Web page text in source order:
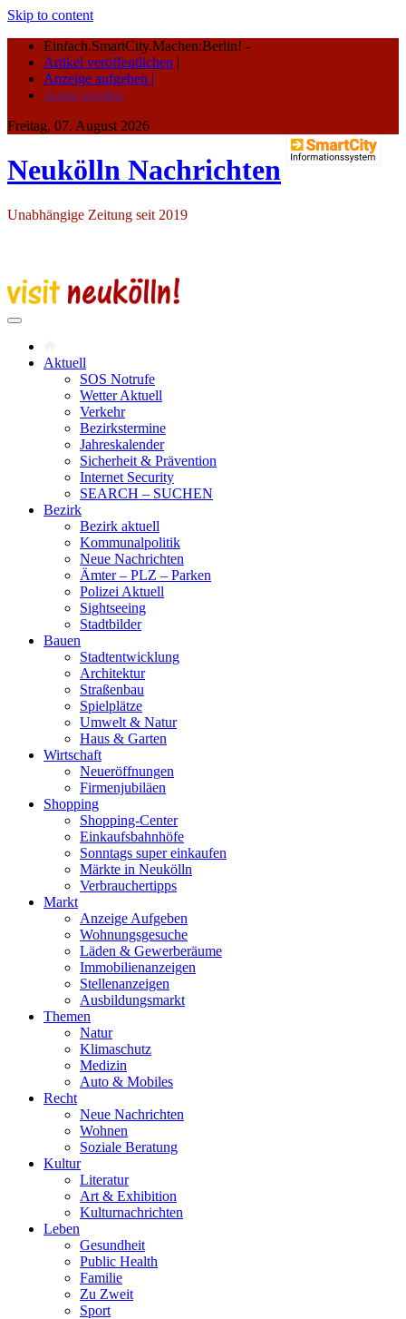
Skip to content
Einfach.SmartCity.Machen:Berlin! -
Artikel veröffentlichen |
Anzeige aufgeben |
Autor werden
Freitag, 07. August 2026
Neukölln Nachrichten
Unabhängige Zeitung seit 2019
Aktuell
SOS Notrufe
Wetter Aktuell
Verkehr
Bezirkstermine
Jahreskalender
Sicherheit & Prävention
Internet Security
SEARCH – SUCHEN
Bezirk
Bezirk aktuell
Kommunalpolitik
Neue Nachrichten
Ämter – PLZ – Parken
Polizei Aktuell
Sightseeing
Stadtbilder
Bauen
Stadtentwicklung
Architektur
Straßenbau
Spielplätze
Umwelt & Natur
Haus & Garten
Wirtschaft
Neueröffnungen
Firmenjubiläen
Shopping
Shopping-Center
Einkaufsbahnhöfe
Sonntags super einkaufen
Märkte in Neukölln
Verbrauchertipps
Markt
Anzeige Aufgeben
Wohnungsgesuche
Läden & Gewerberäume
Immobilienanzeigen
Stellenanzeigen
Ausbildungsmarkt
Themen
Natur
Klimaschutz
Medizin
Auto & Mobiles
Recht
Neue Nachrichten
Wohnen
Soziale Beratung
Kultur
Literatur
Art & Exhibition
Kulturnachrichten
Leben
Gesundheit
Public Health
Familie
Zu Zweit
Sport